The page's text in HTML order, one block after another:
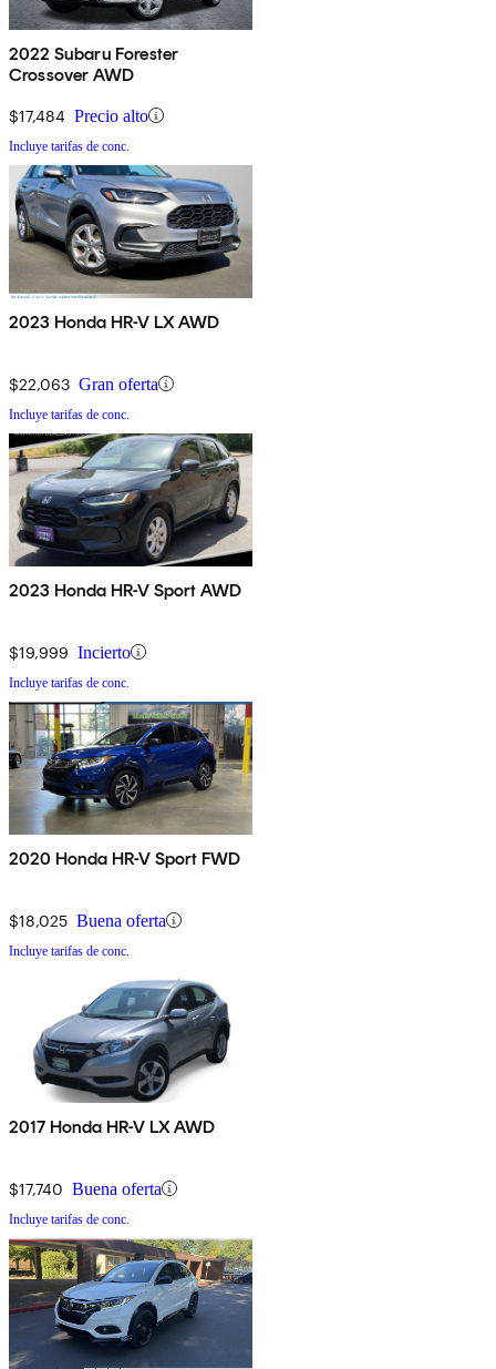
2022 Subaru Forester
Crossover AWD
$17,484 Precio alto
Incluye tarifas de conc.
2023 Honda HR-V LX AWD
$22,063 Gran oferta
Incluye tarifas de conc.
2023 Honda HR-V Sport AWD
$19,999 Incierto
Incluye tarifas de conc.
2020 Honda HR-V Sport FWD
$18,025 Buena oferta
Incluye tarifas de conc.
2017 Honda HR-V LX AWD
$17,740 Buena oferta
Incluye tarifas de conc.